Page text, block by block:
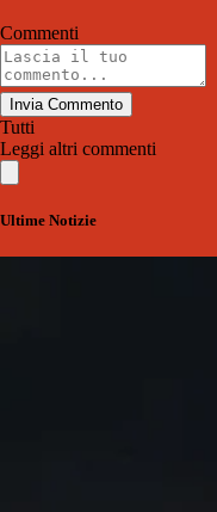
Commenti
Invia Commento
Tutti
Leggi altri commenti
Ultime Notizie